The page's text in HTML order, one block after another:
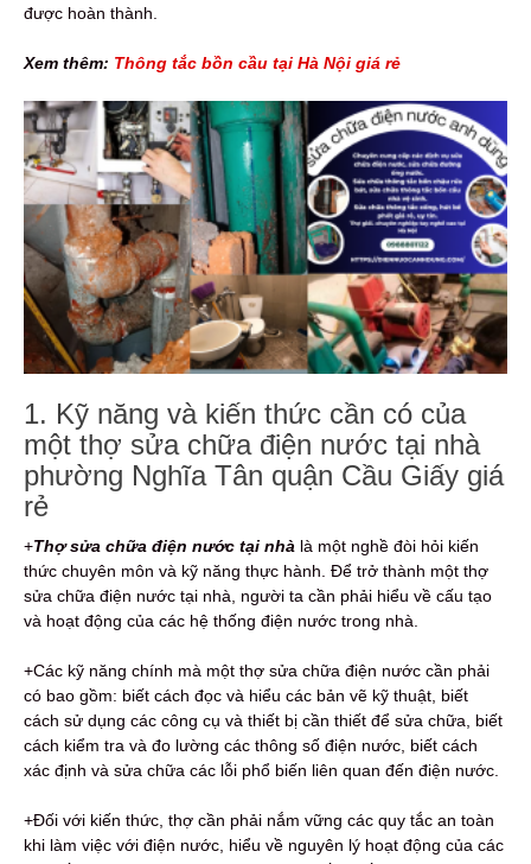
được hoàn thành.
Xem thêm: Thông tắc bồn cầu tại Hà Nội giá rẻ
1. Kỹ năng và kiến thức cần có của
một thợ sửa chữa điện nước tại nhà
phường Nghĩa Tân quận Cầu Giấy giá
rẻ
+Thợ sửa chữa điện nước tại nhà là một nghề đòi hỏi kiến
thức chuyên môn và kỹ năng thực hành. Để trở thành một thợ
sửa chữa điện nước tại nhà, người ta cần phải hiểu về cấu tạo
và hoạt động của các hệ thống điện nước trong nhà.
+Các kỹ năng chính mà một thợ sửa chữa điện nước cần phải
có bao gồm: biết cách đọc và hiểu các bản vẽ kỹ thuật, biết
cách sử dụng các công cụ và thiết bị cần thiết để sửa chữa, biết
cách kiểm tra và đo lường các thông số điện nước, biết cách
xác định và sửa chữa các lỗi phổ biến liên quan đến điện nước.
+Đối với kiến thức, thợ cần phải nắm vững các quy tắc an toàn
khi làm việc với điện nước, hiểu về nguyên lý hoạt động của các